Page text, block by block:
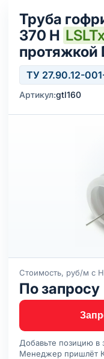
Труба
370 Н
протяжкой
ТУ 27.90.12-
Артикул:gtl160
Стоимость, руб/м с
По запросу
Добавьте позицию в
Менеджер пришлёт